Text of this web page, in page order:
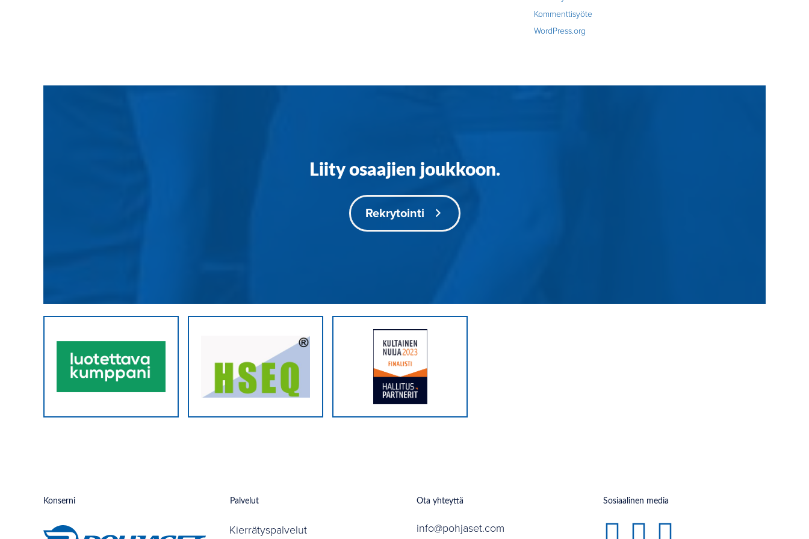
Kommenttisyöte
WordPress.org
Liity osaajien joukkoon.
Rekrytointi
Konserni Palvelut
Kierrätyspalvelut
Ota yhteyttä
info@pohjaset.com
Sosiaalinen media